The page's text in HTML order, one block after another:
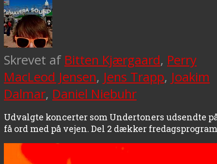
Skrevet af Bitten Kjærgaard, Perry
MacLeod Jensen, Jens Trapp, Joakim
Dalmar, Daniel Niebuhr
Udvalgte koncerter som Undertoners udsendte
få ord med på vejen. Del 2 dækker